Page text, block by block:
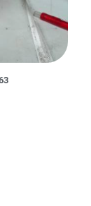
robota Gimatic